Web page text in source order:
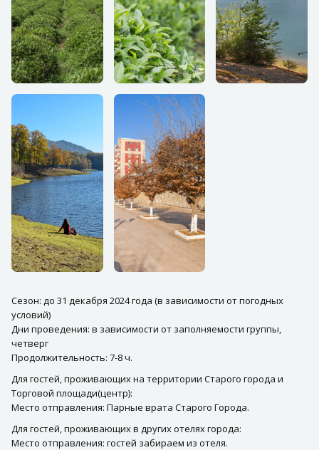
Сезон: до 31 декабря 2024 года (в зависимости от погодных
условий)
Дни проведения: в зависимости от заполняемости группы,
четверг
Продолжительность: 7-8 ч.
Для гостей, проживающих на территории Старого города и
Торговой площади(центр):
Место отправления: Парные врата Старого Города.
Для гостей, проживающих в других отелях города:
Место отправления: гостей забираем из отеля.